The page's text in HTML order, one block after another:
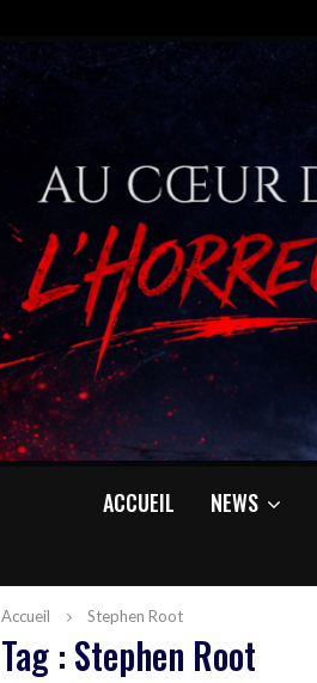
ACCUEIL NEWS
Accueil Stephen Root
Tag : Stephen Root